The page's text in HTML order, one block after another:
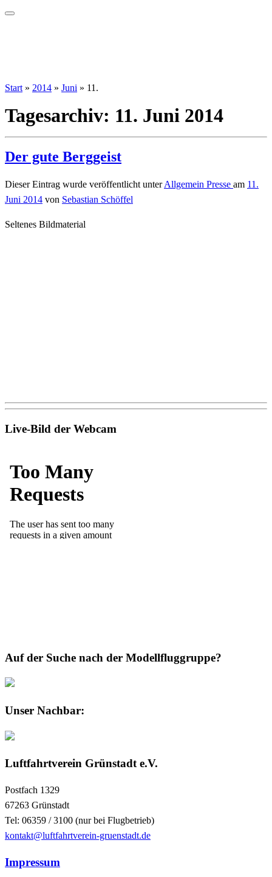
Start » 2014 » Juni » 11.
Tagesarchiv: 11. Juni 2014
Der gute Berggeist
Dieser Eintrag wurde veröffentlicht unterAllgemein Presse am 11.
Juni 2014 von Sebastian Schöffel
Seltenes Bildmaterial
Live-Bild der Webcam
Auf der Suche nach der Modellfluggruppe?
Unser Nachbar:
Luftfahrtverein Grünstadt e.V.
Postfach 1329
67263 Grünstadt
Tel: 06359 / 3100 (nur bei Flugbetrieb)
kontakt@luftfahrtverein-gruenstadt.de
Impressum